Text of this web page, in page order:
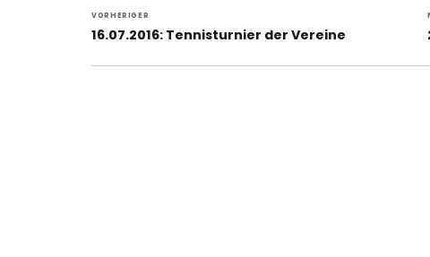
VORHERIGER
Vorheriger
16.07.2016: Tennisturnier der Vereine